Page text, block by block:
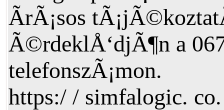
Ã­rÃ¡sos
Ã©rdeklÅ‘djÃ¶n a
telefonszÃ¡mon.
https:/ / simfalogic.